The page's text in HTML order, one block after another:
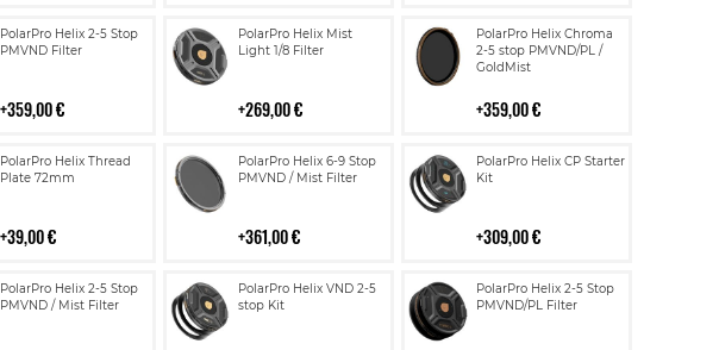
PolarPro Helix 2-5 Stop
PMVND Filter
359,00 €
Lisää
ostoskoriin
PolarPro Helix Mist
Light 1/8 Filter
269,00 €
Lisää
ostoskoriin
PolarPro Helix Chroma
2-5 stop PMVND/PL /
GoldMist
359,00 €
Lisää
ostoskoriin
PolarPro Helix Thread
Plate 72mm
39,00 €
Lisää
ostoskoriin
PolarPro Helix 6-9 Stop
PMVND / Mist Filter
361,00 €
Lisää
ostoskoriin
PolarPro Helix CP Starter
Kit
309,00 €
Lisää
ostoskoriin
PolarPro Helix 2-5 Stop
PMVND / Mist Filter
Lisää
ostoskoriin
PolarPro Helix VND 2-5
stop Kit
Lisää
ostoskoriin
PolarPro Helix 2-5 Stop
PMVND/PL Filter
Lisää
ostoskoriin